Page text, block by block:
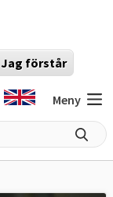
Jag förstår
Meny